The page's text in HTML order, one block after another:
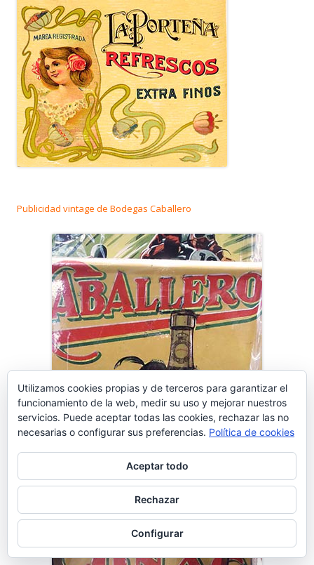
Publicidad vintage de Bodegas Caballero
Utilizamos cookies propias y de terceros para garantizar el
funcionamiento de la web, medir su uso y mejorar nuestros
servicios. Puede aceptar todas las cookies, rechazar las no
necesarias o configurar sus preferencias. Política de cookies
Aceptar todo
Rechazar
Configurar